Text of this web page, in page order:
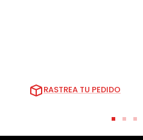
RASTREA TU PEDIDO
Ir
a
Ir
a
Ir
a